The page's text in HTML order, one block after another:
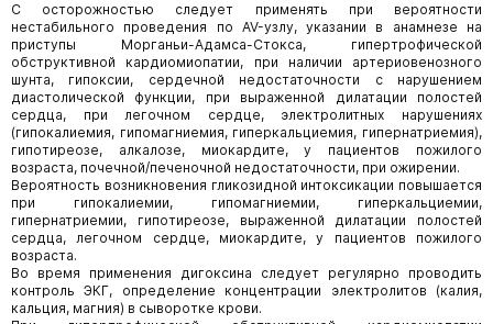
C осторожностью следует применять при вероятности
нестабильного проведения по AV-узлу, указании в анамнезе на
приступы Морганьи-Адамса-Стокса, гипертрофической
обструктивной кардиомиопатии, при наличии артериовенозного
шунта, гипоксии, сердечной недостаточности с нарушением
диастолической функции, при выраженной дилатации полостей
сердца, при легочном сердце, электролитных нарушениях
(гипокалиемия, гипомагниемия, гиперкальциемия, гипернатриемия),
гипотиреозе, алкалозе, миокардите, у пациентов пожилого
возраста, почечной/печеночной недостаточности, при ожирении.
Вероятность возникновения гликозидной интоксикации повышается
при гипокалиемии, гипомагниемии, гиперкальциемии,
гипернатриемии, гипотиреозе, выраженной дилатации полостей
сердца, легочном сердце, миокардите, у пациентов пожилого
возраста.
Во время применения дигоксина следует регулярно проводить
контроль ЭКГ, определение концентрации электролитов (калия,
кальция, магния) в сыворотке крови.